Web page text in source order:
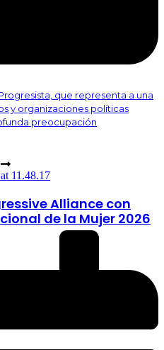
que representa a una
y organizaciones políticas
preocupación
Alliance con
de la Mujer 2026